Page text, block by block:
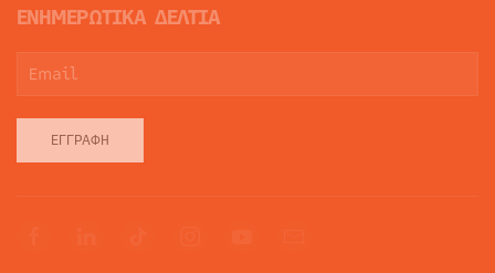
ΕΝΗΜΕΡΩΤΙΚΑ ΔΕΛΤΙΑ
ΕΓΓΡΑΦΉ